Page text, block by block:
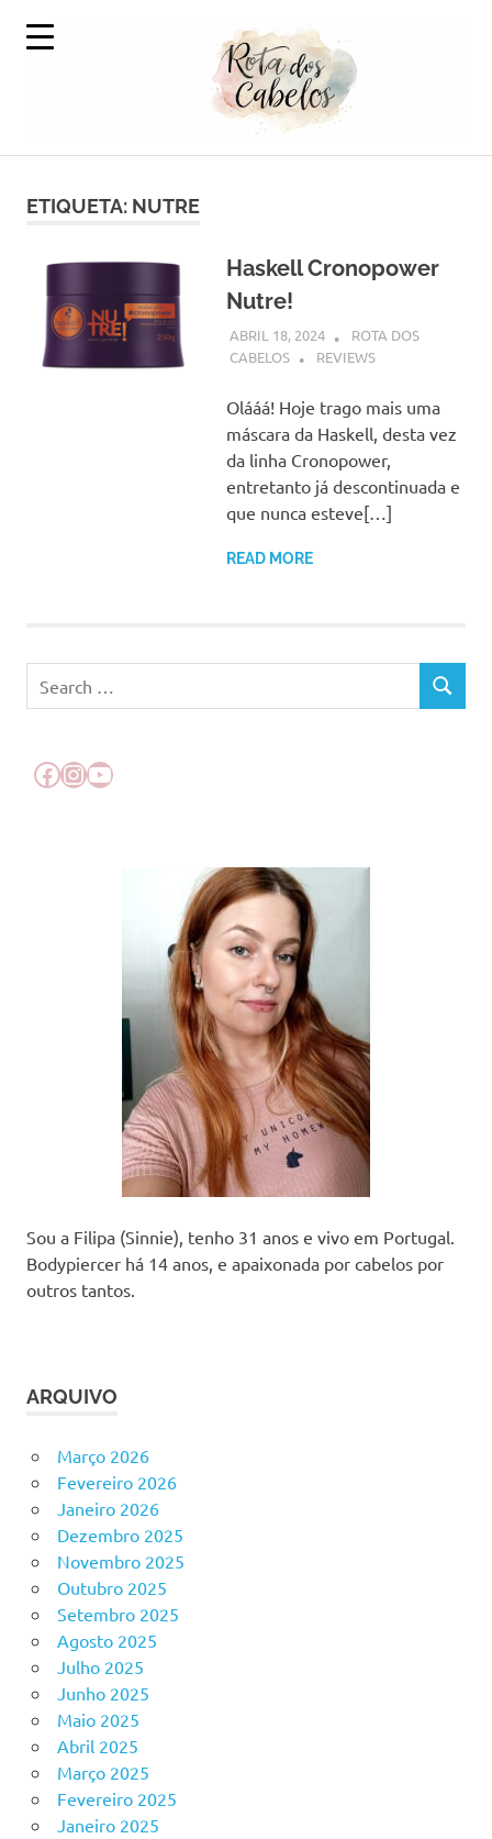
Rota
dos
Cabelos
Mundo
Produtos
ETIQUETA: NUTRE
Haskell Cronopower
Nutre!
ABRIL 18, 2024
ROTA DOS
CABELOS
REVIEWS
Olááá! Hoje trago mais uma
máscara da Haskell, desta vez
da linha Cronopower,
entretanto já descontinuada e
que nunca esteve[…]
READ MORE
for:
SEARCH
Facebook
Instagram
YouTube
Sou a Filipa (Sinnie), tenho 31 anos e vivo em Portugal.
Bodypiercer há 14 anos, e apaixonada por cabelos por
outros tantos.
ARQUIVO
Março 2026
Fevereiro 2026
Janeiro 2026
Dezembro 2025
Novembro 2025
Outubro 2025
Setembro 2025
Agosto 2025
Julho 2025
Junho 2025
Maio 2025
Abril 2025
Março 2025
Fevereiro 2025
Janeiro 2025